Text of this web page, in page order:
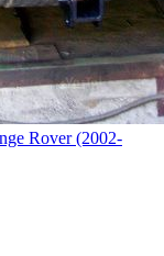
Rover (2002-